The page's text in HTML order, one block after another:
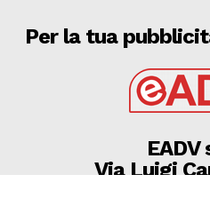
Per la tua
EADV
Via Luigi